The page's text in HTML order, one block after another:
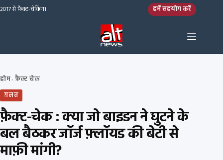
Skip to content
2017 से फ़ैक्ट-चेकिंग। हमें सहयोग करें
होम› फ़ैक्ट चेक
ग़लत
फ़ैक्ट-चेक : क्या जो बाइडन ने घुटने के
बल बैठकर जॉर्ज फ़्लॉयड की बेटी से
माफ़ी मांगी?